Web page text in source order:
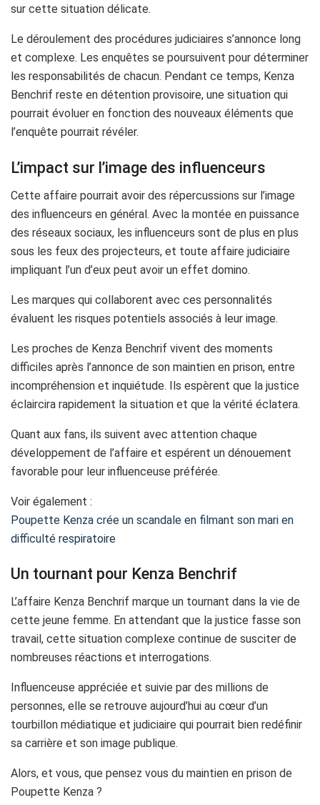
sur cette situation délicate.
Le déroulement des procédures judiciaires s’annonce long
et complexe. Les enquêtes se poursuivent pour déterminer
les responsabilités de chacun. Pendant ce temps, Kenza
Benchrif reste en détention provisoire, une situation qui
pourrait évoluer en fonction des nouveaux éléments que
l’enquête pourrait révéler.
L’impact sur l’image des influenceurs
Cette affaire pourrait avoir des répercussions sur l’image
des influenceurs en général. Avec la montée en puissance
des réseaux sociaux, les influenceurs sont de plus en plus
sous les feux des projecteurs, et toute affaire judiciaire
impliquant l’un d’eux peut avoir un effet domino.
Les marques qui collaborent avec ces personnalités
évaluent les risques potentiels associés à leur image.
Les proches de Kenza Benchrif vivent des moments
difficiles après l’annonce de son maintien en prison, entre
incompréhension et inquiétude. Ils espèrent que la justice
éclaircira rapidement la situation et que la vérité éclatera.
Quant aux fans, ils suivent avec attention chaque
développement de l’affaire et espérent un dénouement
favorable pour leur influenceuse préférée.
Voir également :
Poupette Kenza crée un scandale en filmant son mari en
difficulté respiratoire
Un tournant pour Kenza Benchrif
L’affaire Kenza Benchrif marque un tournant dans la vie de
cette jeune femme. En attendant que la justice fasse son
travail, cette situation complexe continue de susciter de
nombreuses réactions et interrogations.
Influenceuse appréciée et suivie par des millions de
personnes, elle se retrouve aujourd’hui au cœur d’un
tourbillon médiatique et judiciaire qui pourrait bien redéfinir
sa carrière et son image publique.
Alors, et vous, que pensez vous du maintien en prison de
Poupette Kenza ?